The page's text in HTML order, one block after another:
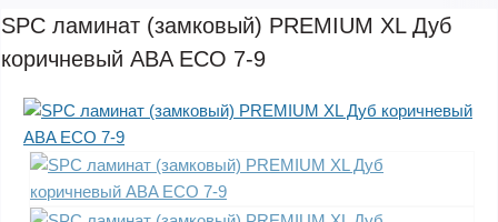
SPC ламинат (замковый) PREMIUM XL Дуб
коричневый ABA ECO 7-9